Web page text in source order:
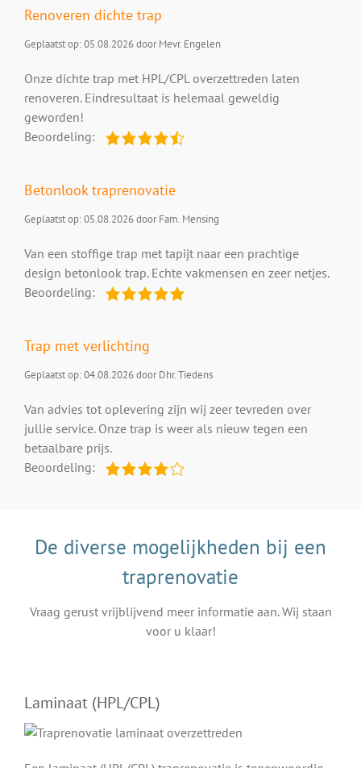
Renoveren dichte trap
Geplaatst op: 05.08.2026 door Mevr. Engelen
Onze dichte trap met HPL/CPL overzettreden laten
renoveren. Eindresultaat is helemaal geweldig
geworden!
Beoordeling:
Betonlook traprenovatie
Geplaatst op: 05.08.2026 door Fam. Mensing
Van een stoffige trap met tapijt naar een prachtige
design betonlook trap. Echte vakmensen en zeer netjes.
Beoordeling:
Trap met verlichting
Geplaatst op: 04.08.2026 door Dhr. Tiedens
Van advies tot oplevering zijn wij zeer tevreden over
jullie service. Onze trap is weer als nieuw tegen een
betaalbare prijs.
Beoordeling:
De diverse mogelijkheden bij een
traprenovatie
Vraag gerust vrijblijvend meer informatie aan. Wij staan
voor u klaar!
Laminaat (HPL/CPL)